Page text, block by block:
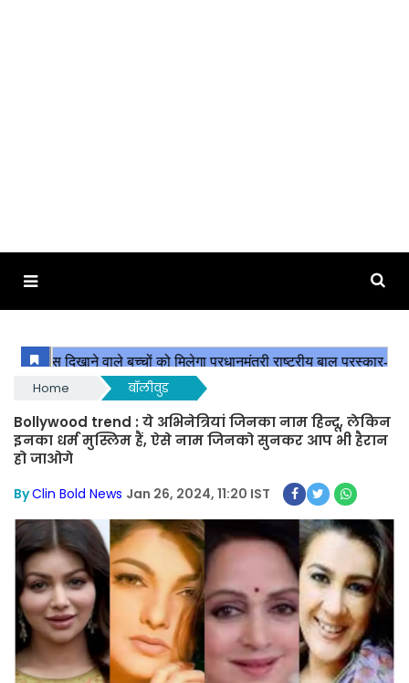
Home बॉलीवुड
Bollywood trend : ये अभिनेत्रियां जिनका नाम हिन्दू, लेकिन
इनका धर्म मुस्लिम हैं, ऐसे नाम जिनको सुनकर आप भी हैरान
हो जाओगे
ByClin Bold News Jan 26, 2024, 11:20 IST